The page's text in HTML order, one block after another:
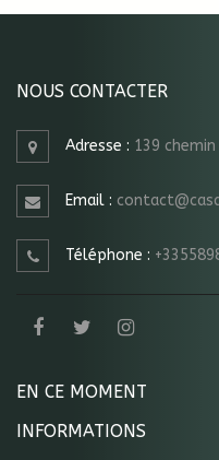
NOUS CONTACTER
Adresse : 139
Email :
Téléphone :
EN CE MOMENT
INFORMATIONS